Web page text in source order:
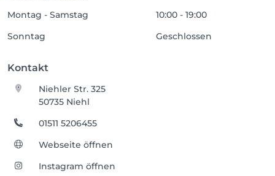
Montag - Samstag
10:00 - 19:00
Sonntag
Geschlossen
Kontakt
Niehler Str. 325
50735 Niehl
01511 5206455
Webseite öffnen
Instagram öffnen